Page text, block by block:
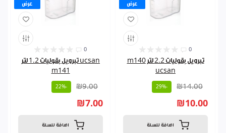
عرض
0
ucsan تبرويل بقوليات 1.2 لتر
m141
₪9.00
-22%
₪7.00
اضافة للسلة
عرض
0
تبرويل بقوليات 2.2 لتر m140
ucsan
₪14.00
-29%
₪10.00
اضافة للسلة